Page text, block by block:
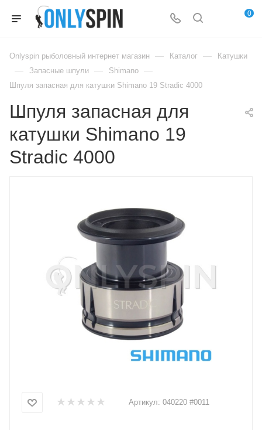
0
Onlyspin рыболовный интернет магазин — Каталог — Катушки
— Запасные шпули — Shimano —
Шпуля запасная для катушки Shimano 19 Stradic 4000
Шпуля запасная для
катушки Shimano 19
Stradic 4000
Артикул: 040220 #0011